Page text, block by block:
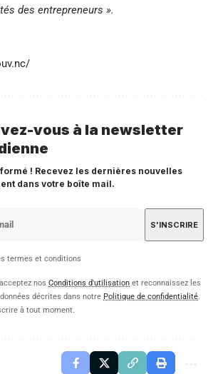
des entrepreneurs ».
vous à la newsletter
! Recevez les dernières nouvelles
dans votre boîte mail.
termes et conditions
nos Conditions d'utilisation et reconnaissez les
décrites dans notre Politique de confidentialité.
à tout moment.